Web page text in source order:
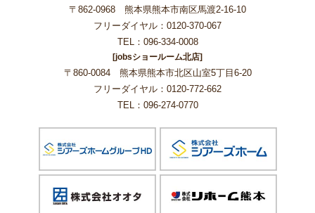
〒862-0968 熊本県熊本市南区馬渡2-16-10
フリーダイヤル：0120-370-067
TEL：096-334-0008
[jobsショールーム北店]
〒860-0084 熊本県熊本市北区山室5丁目6-20
フリーダイヤル：0120-772-662
TEL：096-274-0770